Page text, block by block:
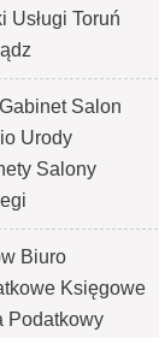
Usługi Toruń
Salon
Urody
Salony
Biuro
Księgowe
Podatkowy